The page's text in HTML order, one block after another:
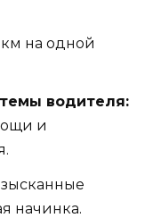
на одной
водителя:
и
начинка.